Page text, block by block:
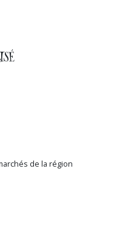
de la région